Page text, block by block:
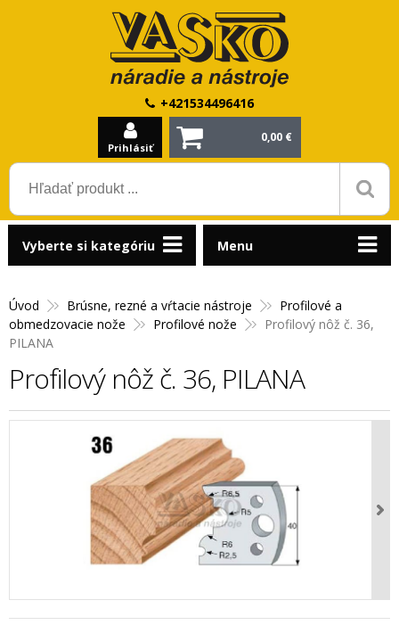
+421534496416
Prihlásiť
0,00 €
Úvod Brúsne, rezné a vŕtacie nástroje
Profilové a
obmedzovacie nože
Profilové nože
Profilový nôž č. 36,
PILANA
Profilový nôž č. 36, PILANA
Vyberte si kategóriu Menu